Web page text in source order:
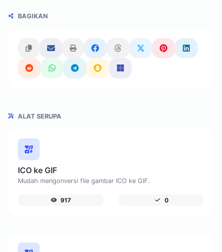
BAGIKAN
ALAT SERUPA
ICO ke GIF
Mudah mengonversi file gambar ICO ke GIF.
917 0